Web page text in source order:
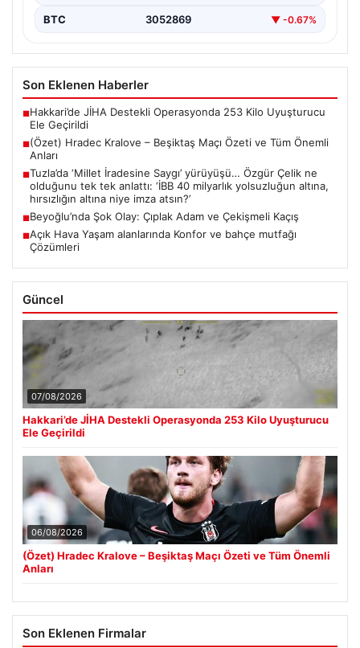
BTC 3052869 ▼ -0.67%
Son Eklenen Haberler
■Hakkari’de JİHA Destekli Operasyonda 253 Kilo Uyuşturucu
Ele Geçirildi
■(Özet) Hradec Kralove – Beşiktaş Maçı Özeti ve Tüm Önemli
Anları
■Tuzla’da ‘Millet İradesine Saygı’ yürüyüşü… Özgür Çelik ne
olduğunu tek tek anlattı: ‘İBB 40 milyarlık yolsuzluğun altına,
hırsızlığın altına niye imza atsın?’
■Beyoğlu’nda Şok Olay: Çıplak Adam ve Çekişmeli Kaçış
■Açık Hava Yaşam alanlarında Konfor ve bahçe mutfağı
Çözümleri
Güncel
07/08/2026
Hakkari’de JİHA Destekli Operasyonda 253 Kilo Uyuşturucu
Ele Geçirildi
06/08/2026
(Özet) Hradec Kralove – Beşiktaş Maçı Özeti ve Tüm Önemli
Anları
Son Eklenen Firmalar